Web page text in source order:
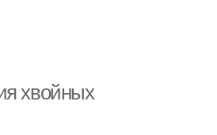
хвойных